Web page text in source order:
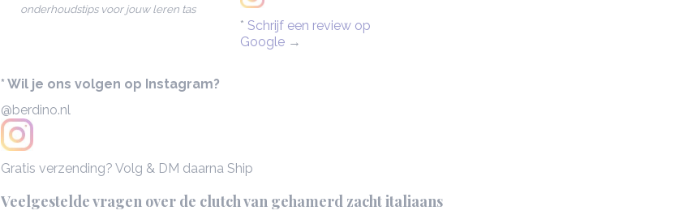
onderhoudstips voor jouw leren tas
* Schrijf een review op
Google →
* Wil je ons volgen op Instagram?
@berdino.nl
Gratis verzending? Volg & DM daarna Ship
Veelgestelde vragen over de clutch van gehamerd zacht italiaans